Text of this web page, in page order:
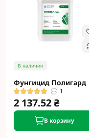
В наличии
Фунгицид Полигард
1
2 137.52 ₴
В корзину